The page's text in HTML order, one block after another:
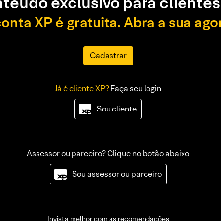
XP é gratuita. Abra a sua
Cadastrar
Já é cliente XP?Faça seu login
Sou cliente
Assessor ou parceiro? Clique no botão abaixo
Sou assessor ou parceiro
Invista melhor com as recomendações